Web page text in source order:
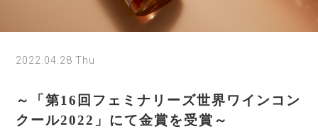
2022.04.28 Thu
～「第16回フェミナリーズ世界ワインコン
クール2022」にて金賞を受賞～